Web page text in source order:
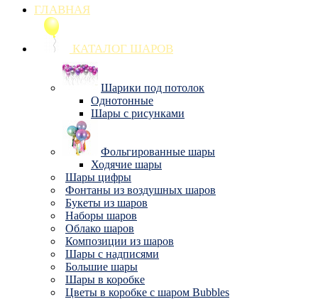
ГЛАВНАЯ
КАТАЛОГ ШАРОВ
Шарики под потолок
Однотонные
Шары с рисунками
Фольгированные шары
Ходячие шары
Шары цифры
Фонтаны из воздушных шаров
Букеты из шаров
Наборы шаров
Облако шаров
Композиции из шаров
Шары с надписями
Большие шары
Шары в коробке
Цветы в коробке с шаром Bubbles